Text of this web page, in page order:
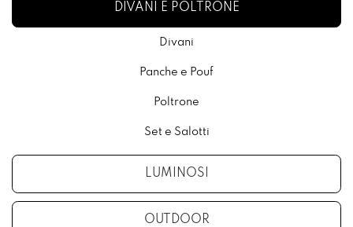
DIVANI E POLTRONE
Divani
Panche e Pouf
Poltrone
Set e Salotti
LUMINOSI
OUTDOOR